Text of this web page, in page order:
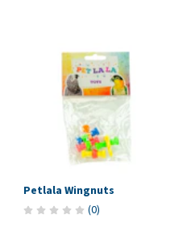
Petlala Wingnuts
(0)